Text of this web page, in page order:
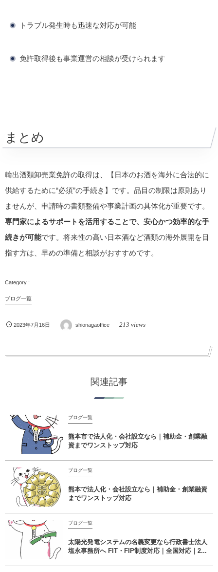
トラブル発生時も迅速な対応が可能
免許取得後も事業運営の相談が受けられます
まとめ
輸出酒類卸売業免許の取得は、【日本のお酒を海外に合法的に
供給するために“必須”の手続き】です。品目の制限は原則あり
ませんが、申請時の書類整備や事業計画の具体化が重要です。
専門家によるサポートを活用することで、安心かつ効率的な手
続きが可能です。将来性の高い日本酒など酒類の海外展開を目
指す方は、早めの準備と相談がおすすめです。
ブログ一覧
2023年7月16日 shionagaoffice 213 views
関連記事
ブログ一覧
熊本市で法人化・会社設立なら｜補助金・創業融
資までワンストップ対応
ブログ一覧
熊本で法人化・会社設立なら｜補助金・創業融資
までワンストップ対応
ブログ一覧
太陽光発電システムの名義変更なら行政書士法人
塩永事務所へ FIT・FIP制度対応｜全国対応｜2...